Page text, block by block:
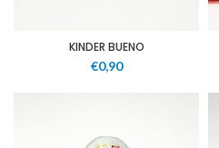
KINDER BUENO
€0,90